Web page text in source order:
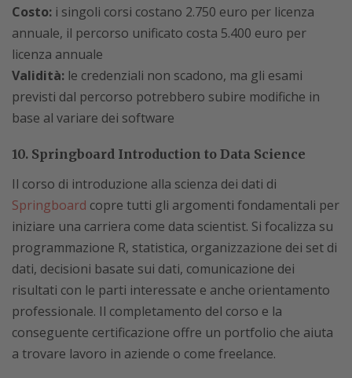
Costo: i singoli corsi costano 2.750 euro per licenza
annuale, il percorso unificato costa 5.400 euro per
licenza annuale
Validità: le credenziali non scadono, ma gli esami
previsti dal percorso potrebbero subire modifiche in
base al variare dei software
10. Springboard Introduction to Data Science
Il corso di introduzione alla scienza dei dati di
Springboard copre tutti gli argomenti fondamentali per
iniziare una carriera come data scientist. Si focalizza su
programmazione R, statistica, organizzazione dei set di
dati, decisioni basate sui dati, comunicazione dei
risultati con le parti interessate e anche orientamento
professionale. Il completamento del corso e la
conseguente certificazione offre un portfolio che aiuta
a trovare lavoro in aziende o come freelance.